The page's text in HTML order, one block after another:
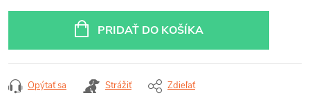
PRIDAŤ DO KOŠÍKA
Opýtať sa Strážiť Zdieľať